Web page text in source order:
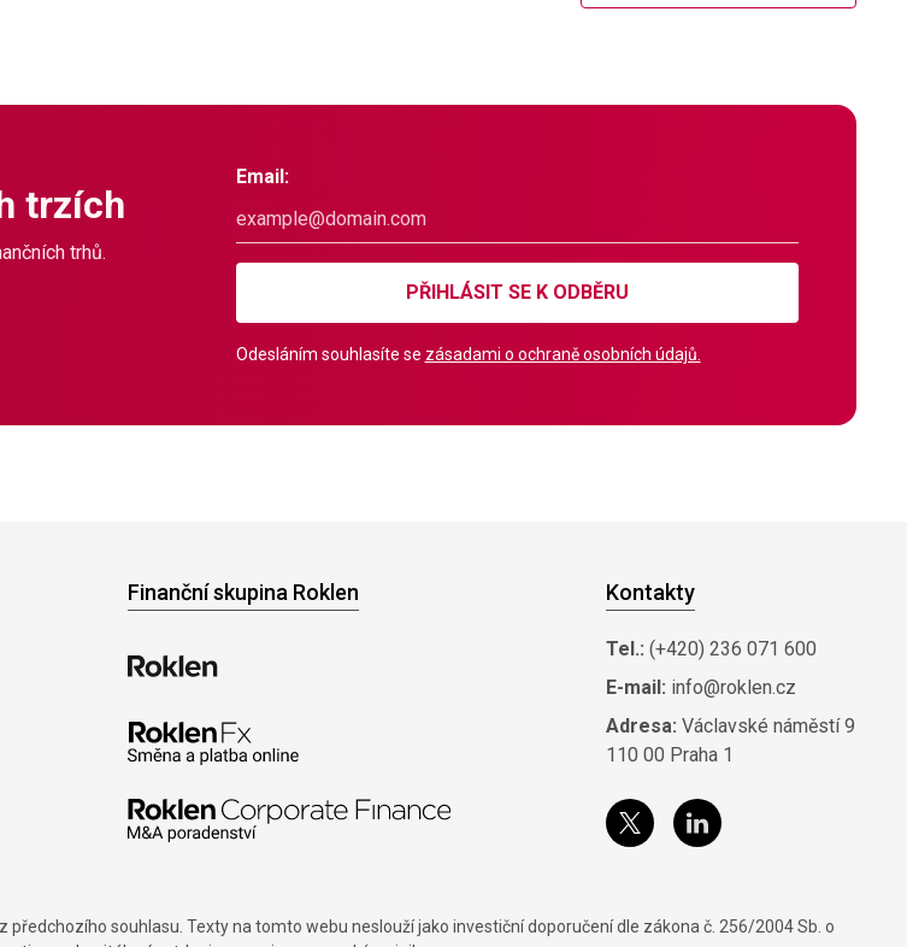
trzích
trhů.
Email:
PŘIHLÁSIT SE K ODBĚRU
Odesláním souhlasíte se zásadami o ochraně osobních údajů.
Finanční skupina Roklen Kontakty
Tel.: (+420) 236 071 600
E-mail: info@roklen.cz
Adresa: Václavské náměstí 9
110 00 Praha 1
souhlasu. Texty na tomto webu neslouží jako investiční doporučení dle zákona č. 256/2004 Sb. o